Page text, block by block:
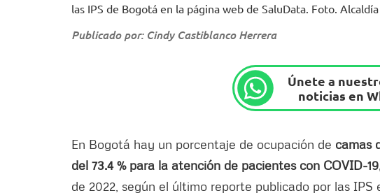
las IPS de Bogotá en la página web de SaluData. Foto.
Publicado por: Cindy Castiblanco Herrera
Únete a
noticias en
En Bogotá hay un porcentaje de ocupación de camas
del 73.4 % para la atención de pacientes con COVID-
de 2022, según el último reporte publicado por las